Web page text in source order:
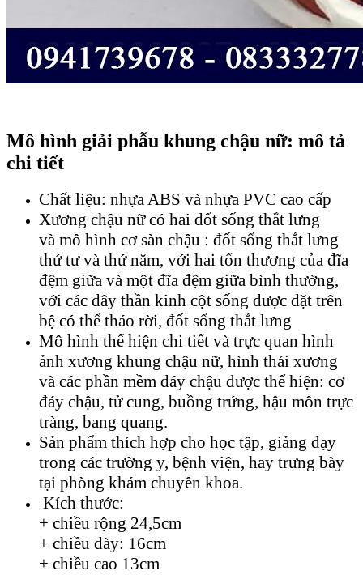
Mô hình giải phẫu khung chậu nữ: mô tả
chi tiết
Chất liệu: nhựa ABS và nhựa PVC cao cấp
Xương chậu nữ có hai đốt sống thắt lưng
và mô hình cơ sàn chậu : đốt sống thắt lưng
thứ tư và thứ năm, với hai tổn thương của đĩa
đệm giữa và một đĩa đệm giữa bình thường,
với các dây thần kinh cột sống được đặt trên
bệ có thể tháo rời, đốt sống thắt lưng
Mô hình thể hiện chi tiết và trực quan hình
ảnh xương khung chậu nữ, hình thái xương
và các phần mềm đáy chậu được thể hiện: cơ
đáy chậu, tử cung, buồng trứng, hậu môn trực
tràng, bang quang.
Sản phẩm thích hợp cho học tập, giảng dạy
trong các trường y, bệnh viện, hay trưng bày
tại phòng khám chuyên khoa.
Kích thước:
+ chiều rộng 24,5cm
+ chiều dày: 16cm
+ chiều cao 13cm